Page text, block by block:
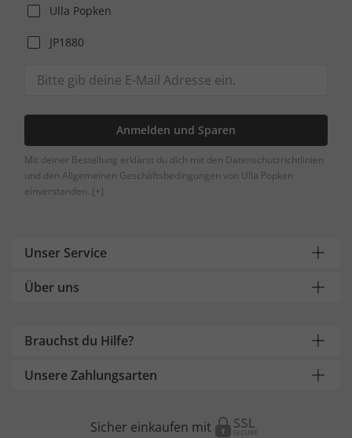
Ulla Popken
JP1880
Anmelden und Sparen
Mit deiner Bestellung erklärst du dich mit den Datenschutzrichtlinien
und den Allgemeinen Geschäftsbedingungen von Ulla Popken
einverstanden. [+]
Unser Service
Über uns
Brauchst du Hilfe?
Unsere Zahlungsarten
Sicher einkaufen mit